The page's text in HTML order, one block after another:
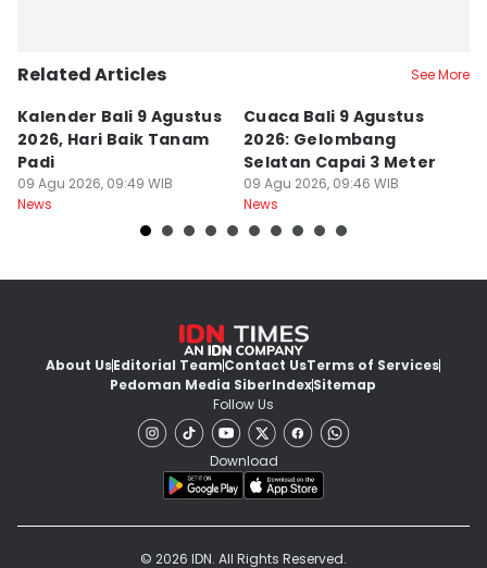
Related Articles See More
Kalender Bali 9 Agustus
2026, Hari Baik Tanam
Padi
09 Agu 2026, 09:49 WIB
News
Cuaca Bali 9 Agustus
2026: Gelombang
Selatan Capai 3 Meter
09 Agu 2026, 09:46 WIB
News
About UsEditorial TeamContact UsTerms of Services
Pedoman Media SiberIndexSitemap
Follow Us
Download
© 2026 IDN. All Rights Reserved.